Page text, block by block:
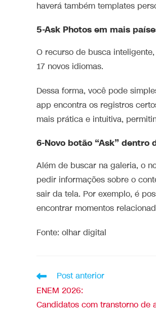
haverá também templates
5-Ask Photos em mais
O recurso de busca
17 novos idiomas.
Dessa forma, você pode
app encontra os registros
mais prática e intuitiva,
6-Novo botão “Ask” dentro
Além de buscar na galeria, o
pedir informações sobre o
sair da tela. Por exemplo, é
encontrar momentos
Fonte: olhar digital
Post anterior
ENEM 2026:
Candidatos com transtorno de